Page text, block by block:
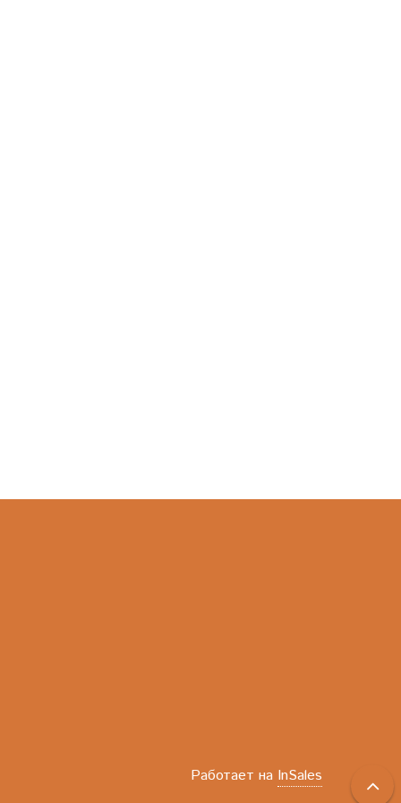
Работает на InSales